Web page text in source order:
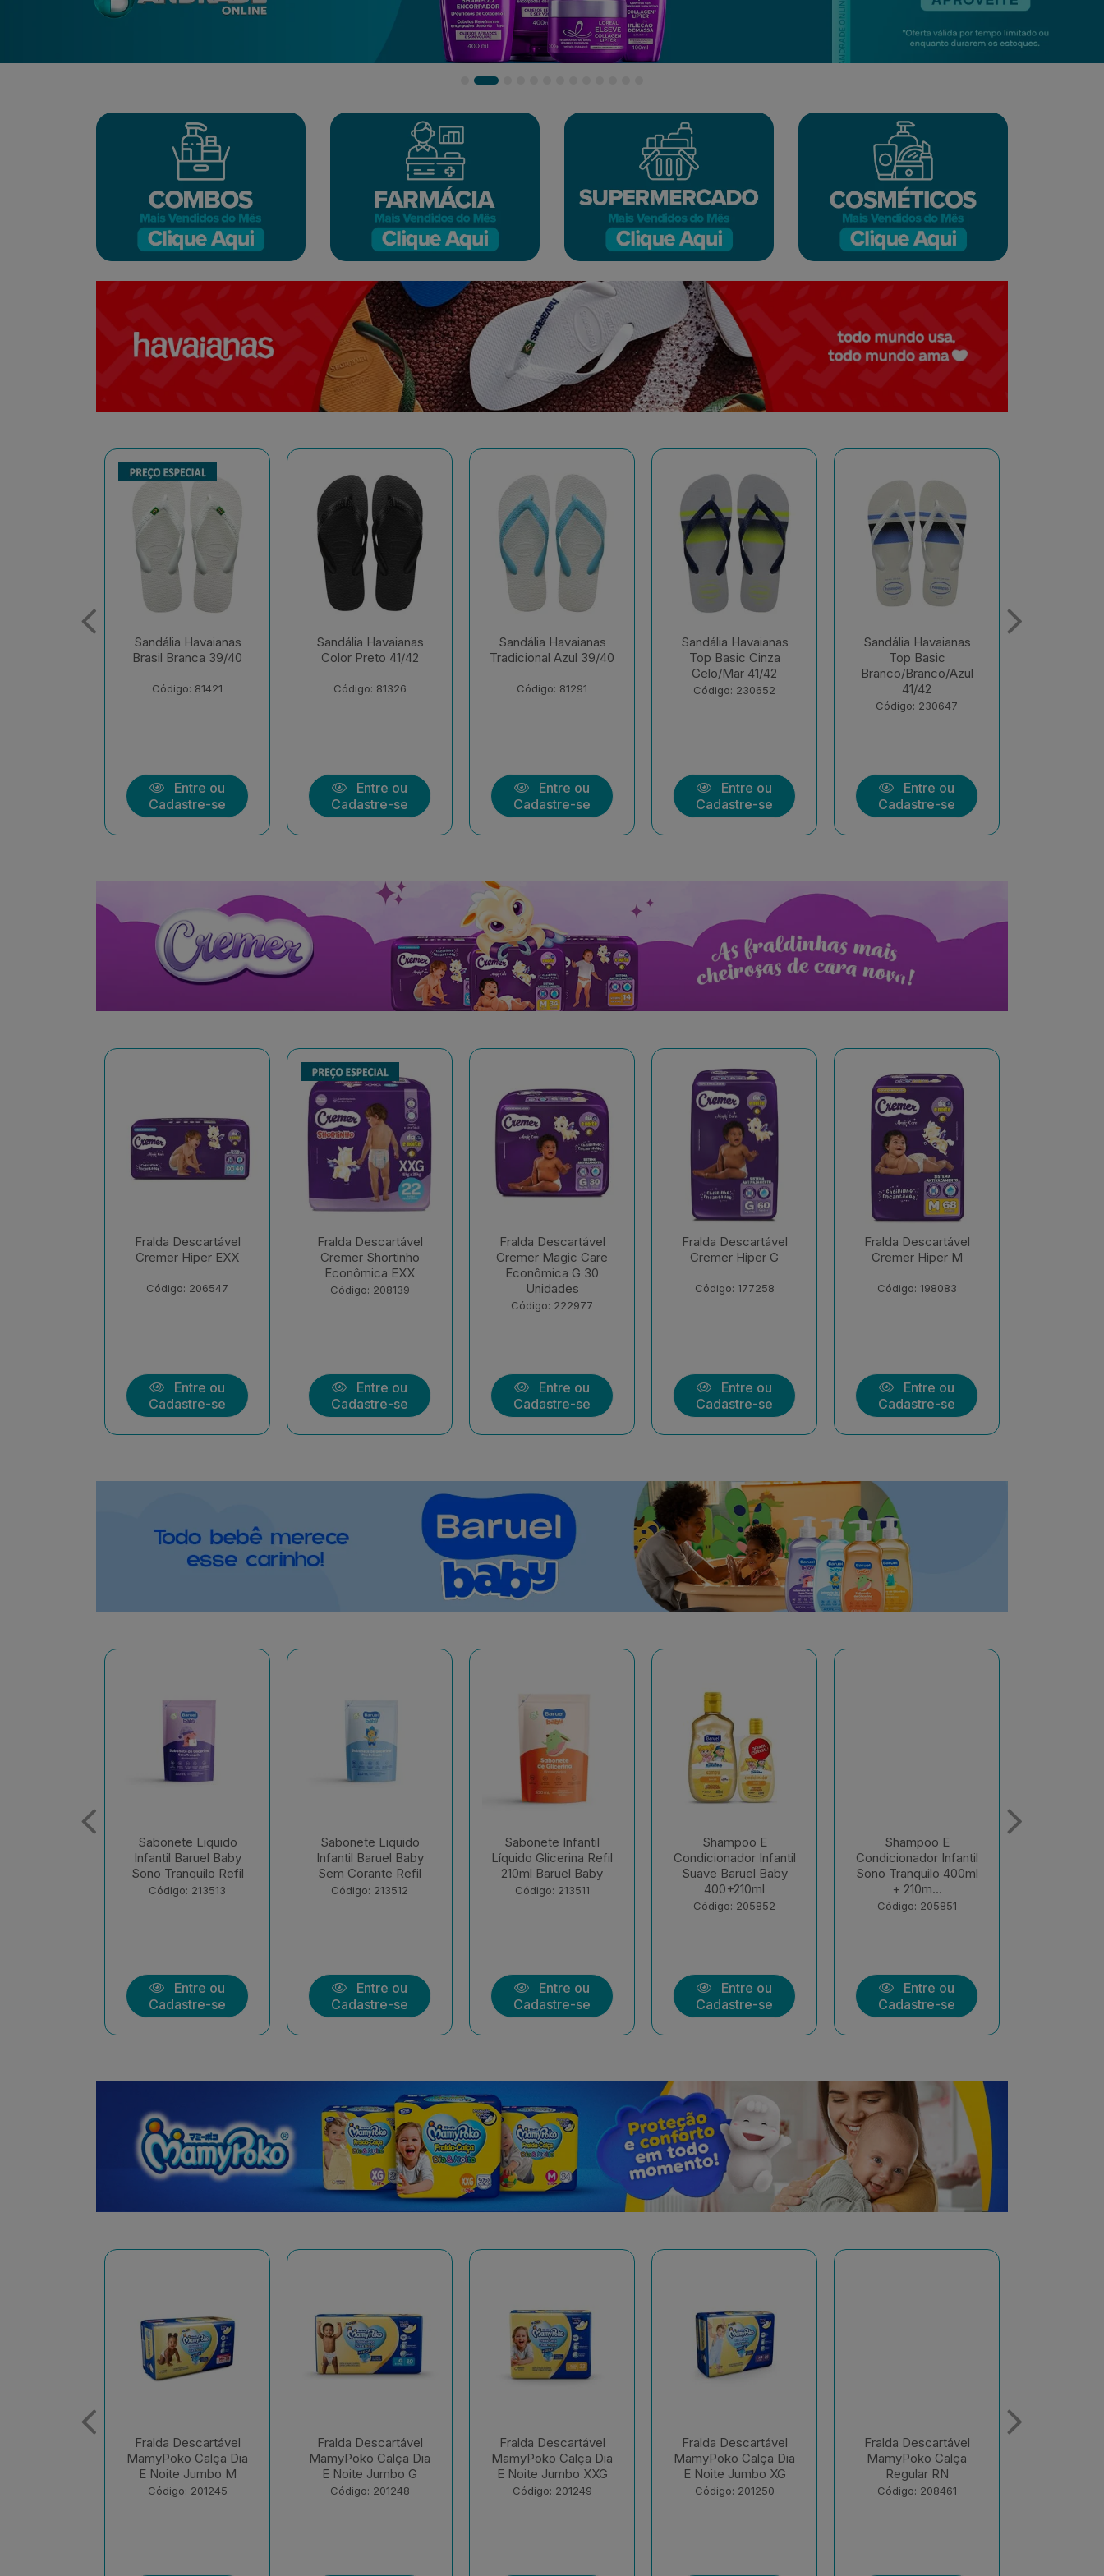
Sandália Havaianas
Color Preto 41/42
Código: 81326
Entre ou
Cadastre-se
Sandália Havaianas
Tradicional Azul 39/40
Código: 81291
Entre ou
Cadastre-se
Sandália Havaianas
Top Basic Cinza
Código: 230652
Entre ou
Cadastre-se
Sandália Havaianas
Top Basic
Branco/Branco/Azul
41/42
Entre ou
Cadastre-se
Sandália Havaianas
Color Vermelho
Hibisco 37/38
Código: 230372
Entre ou
Cadastre-se
Fralda Descartável
Cremer Shortinho
Código: 208139
Entre ou
Cadastre-se
Fralda Descartável
Cremer Magic Care
Econômica G 30
Unidades
Entre ou
Cadastre-se
Fralda Descartável
Cremer Hiper G
Código: 177258
Entre ou
Cadastre-se
Fralda Descartável
Cremer Hiper M
Código: 198083
Entre ou
Cadastre-se
Fralda Descartável
Cremer Hiper EXX
Código: 206547
Entre ou
Cadastre-se
Sabonete Liquido
Infantil Baruel Baby
Sem Corante Refil
Código: 213512
Entre ou
Cadastre-se
Sabonete Infantil
Líquido Glicerina Refil
210ml Baruel Baby
Código: 213511
Entre ou
Cadastre-se
Shampoo E
Condicionador Infantil
Suave Baruel Baby
400+210ml
Entre ou
Cadastre-se
Shampoo E
Condicionador Infantil
Sono Tranquilo 400ml
+ 210m...
Código: 205851
Entre ou
Cadastre-se
Sabonete Infantil
Líquido Sono Tranquilo
400ml Baruel Baby
Código: 199364
Entre ou
Cadastre-se
Fralda Descartável
MamyPoko Calça Dia
E Noite Jumbo G
Código: 201248
Fralda Descartável
MamyPoko Calça Dia
E Noite Jumbo XXG
Código: 201249
Fralda Descartável
MamyPoko Calça Dia
E Noite Jumbo XG
Código: 201250
Fralda Descartável
MamyPoko Calça
Regular RN
Código: 208461
Fralda Descartável
MamyPoko Calça Dia
E Noite Giga M 68
Unid...